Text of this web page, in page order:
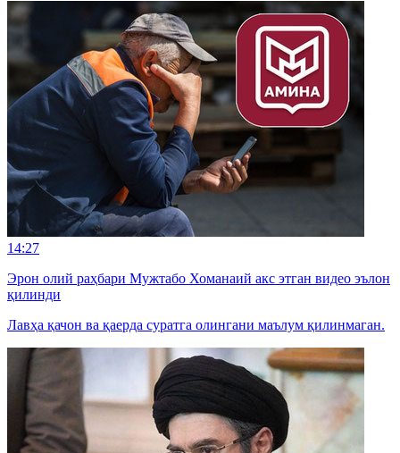
14:27
Эрон олий раҳбари Мужтабо Хоманаий акс этган видео эълон
қилинди
Лавҳа қачон ва қаерда суратга олингани маълум қилинмаган.